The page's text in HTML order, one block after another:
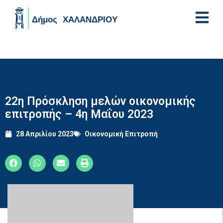
22η Πρόσκληση μελών οικονομικής
επιτροπής – 4η Μαΐου 2023
28 Απριλίου 2023 Οικονομική Επιτροπή